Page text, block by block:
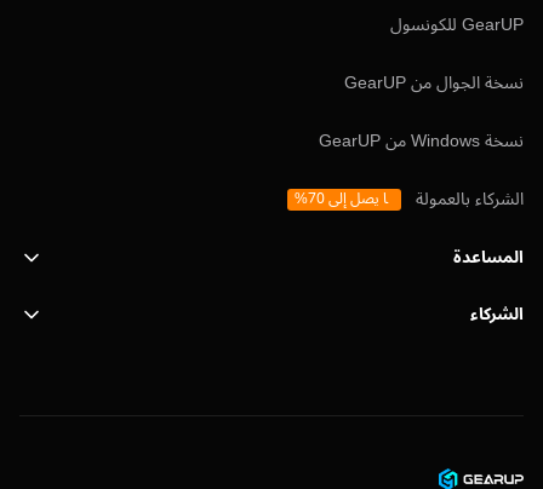
GearUP للكونسول
نسخة الجوال من GearUP
نسخة Windows من GearUP
الشركاء بالعمولة
ما يصل إلى 70%
المساعدة
الدعم
الشركاء